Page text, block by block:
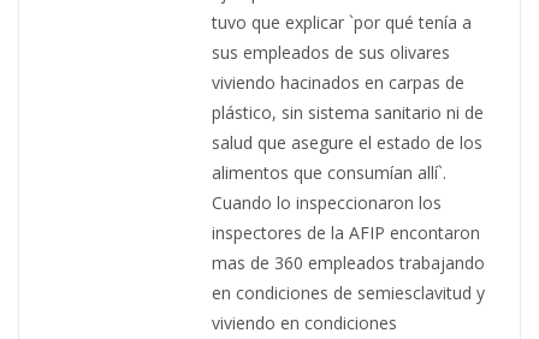
tuvo que explicar `por qué tenía a
sus empleados de sus olivares
viviendo hacinados en carpas de
plástico, sin sistema sanitario ni de
salud que asegure el estado de los
alimentos que consumían allí`.
Cuando lo inspeccionaron los
inspectores de la AFIP encontaron
mas de 360 empleados trabajando
en condiciones de semiesclavitud y
viviendo en condiciones